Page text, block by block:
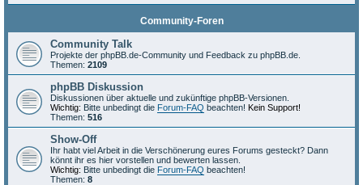
Community-Foren
Community Talk
Projekte der phpBB.de-Community und Feedback zu phpBB.de.
Themen: 2109
phpBB Diskussion
Diskussionen über aktuelle und zukünftige phpBB-Versionen.
Wichtig: Bitte unbedingt die Forum-FAQ beachten! Kein Support!
Themen: 516
Show-Off
Ihr habt viel Arbeit in die Verschönerung eures Forums gesteckt? Dann
könnt ihr es hier vorstellen und bewerten lassen.
Wichtig: Bitte unbedingt die Forum-FAQ beachten!
Themen: 8